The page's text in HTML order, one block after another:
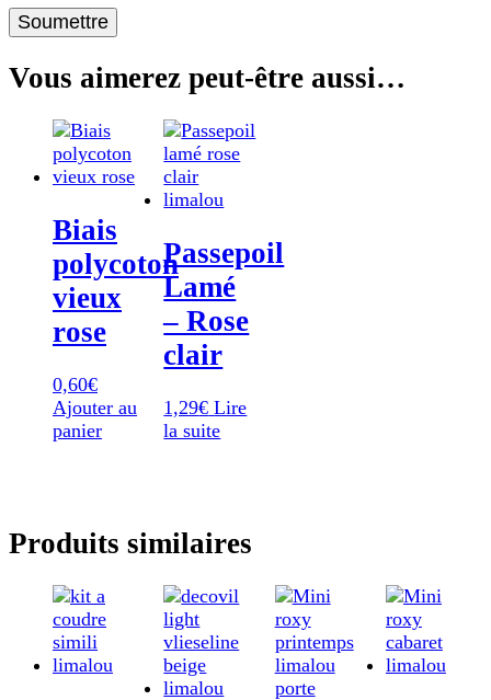
Vous aimerez peut-être aussi…
Biais
polycoton
vieux
rose
0,60€
Ajouter au
panier
Passepoil
Lamé
– Rose
clair
1,29€ Lire
la suite
Produits similaires